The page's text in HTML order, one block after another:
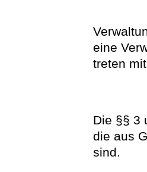
eine
treten
Die §§ 3
die aus
sind.